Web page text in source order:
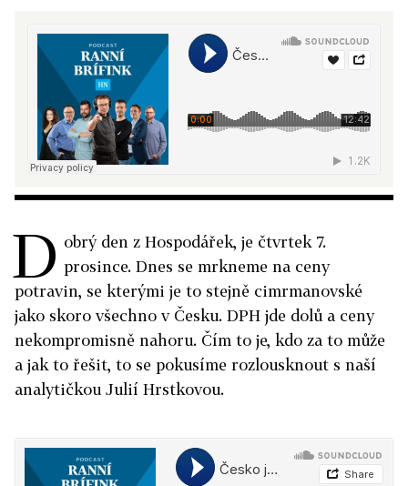
D obrý den z Hospodářek, je čtvrtek 7.
prosince. Dnes se mrkneme na ceny
potravin, se kterými je to stejně cimrmanovské
jako skoro všechno v Česku. DPH jde dolů a ceny
nekompromisně nahoru. Čím to je, kdo za to může
a jak to řešit, to se pokusíme rozlousknout s naší
analytičkou Julií Hrstkovou.